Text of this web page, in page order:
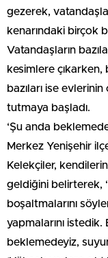
gezerek,
kenarındaki birçok
Vatandaşların
kesimlere çıkarken,
bazıları ise
tutmaya başladı.
‘Şu anda
Merkez Yenişehir
Kelekçiler,
geldiğini belirterek,
boşaltmalarını
yapmalarını
beklemedeyiz,